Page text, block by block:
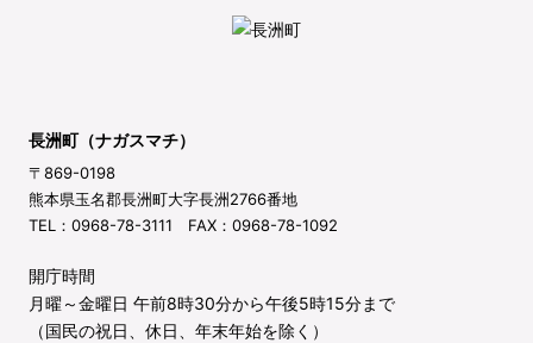
長洲町（ナガスマチ）
〒869-0198
熊本県玉名郡長洲町大字長洲2766番地
TEL：0968-78-3111 FAX：0968-78-1092
開庁時間
月曜～金曜日 午前8時30分から午後5時15分まで
（国民の祝日、休日、年末年始を除く）